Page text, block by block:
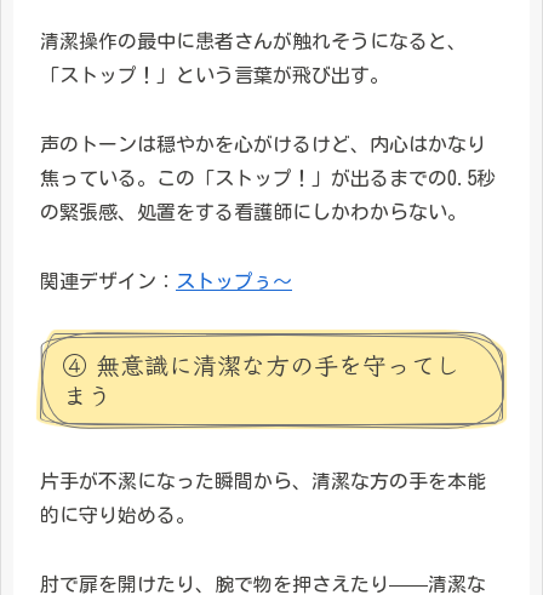
清潔操作の最中に患者さんが触れそうになると、
「ストップ！」という言葉が飛び出す。
声のトーンは穏やかを心がけるけど、内心はかなり
焦っている。この「ストップ！」が出るまでの0.5秒
の緊張感、処置をする看護師にしかわからない。
関連デザイン： ストップぅ〜
④ 無意識に清潔な方の手を守ってし
まう
片手が不潔になった瞬間から、清潔な方の手を本能
的に守り始める。
肘で扉を開けたり、腕で物を押さえたり——清潔な